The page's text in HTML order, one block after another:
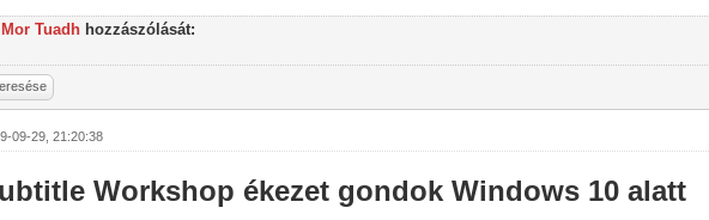
Mor Tuadh hozzászólását:
09-29, 21:20:38
Workshop ékezet gondok Windows 10 alatt